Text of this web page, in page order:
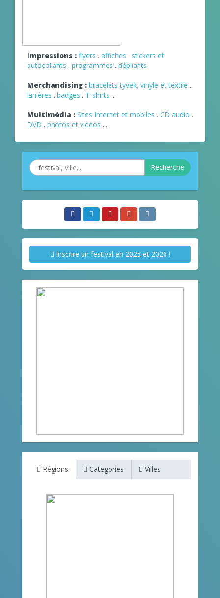
Impressions : flyers . affiches . stickers et
autocollants . programmes . dépliants
Merchandising : bracelets tyvek, vinyle et textile .
lanières . badges . T-shirts ...
Multimédia : Sites Internet et mobiles . CD audio .
DVD . photos et vidéos ...
Recherche
Inscrire un festival en 2025 et 2026 !
Régions Categories Villes